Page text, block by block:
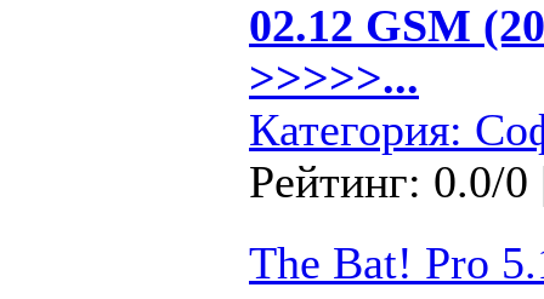
02.12 GSM
>>>>>...
Категория:
Рейтинг: 0.0/
The Bat! Pro